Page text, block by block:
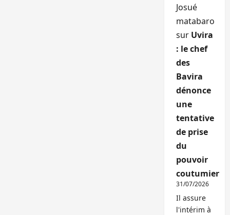
Josué
matabaro
sur Uvira
: le chef
des
Bavira
dénonce
une
tentative
de prise
du
pouvoir
coutumier
31/07/2026
Il assure
l'intérim à